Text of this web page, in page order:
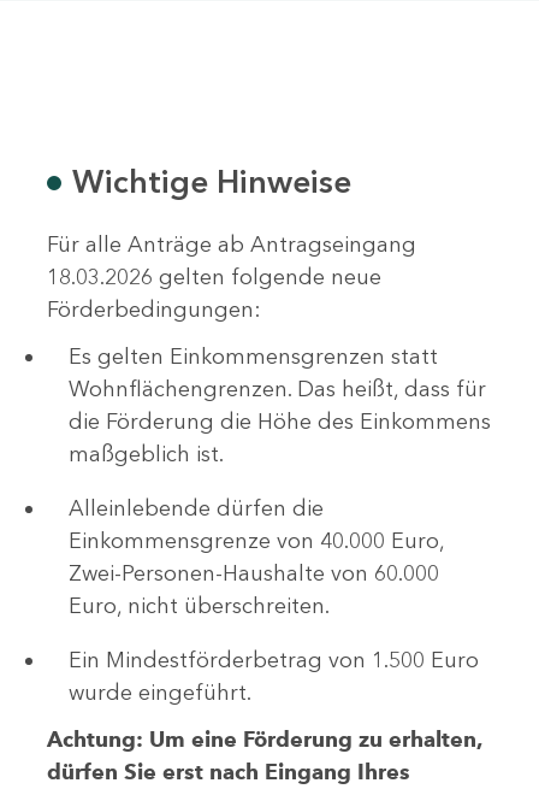
Wichtige Hinweise
Für alle Anträge ab Antragseingang
18.03.2026 gelten folgende neue
Förderbedingungen:
Es gelten Einkommensgrenzen statt
Wohnflächengrenzen. Das heißt, dass für
die Förderung die Höhe des Einkommens
maßgeblich ist.
Alleinlebende dürfen die
Einkommensgrenze von 40.000 Euro,
Zwei-Personen-Haushalte von 60.000
Euro, nicht überschreiten.
Ein Mindestförderbetrag von 1.500 Euro
wurde eingeführt.
Achtung: Um eine Förderung zu erhalten,
dürfen Sie erst nach Eingang Ihres